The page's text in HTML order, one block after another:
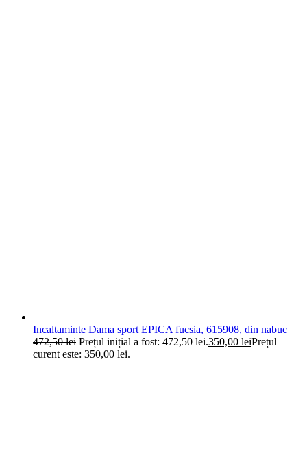
Incaltaminte Dama sport EPICA fucsia, 615908, din nabuc
472,50lei Prețul inițial a fost: 472,50 lei.350,00 leiPrețul
curent este: 350,00 lei.